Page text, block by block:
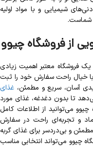
بدون افزودنی‌های شیمیایی و با مواد اولیه
شماست.
۱۰ کیلویی انتخاب یک فروشگاه معتبر اهمیت زیادی
خیال راحت سفارش خود را ثبت
آسان، سریع و مطمئن، غذای
تا بدون دغدغه، غذای مورد
چیوو می‌توانید از اطلاعات کامل
و تجربه‌ای راحت در سفارش
و بی‌دردسر برای غذای گربه
۱۰ کیلویی از فروشگاه چیوو می‌تواند انتخابی مناسب